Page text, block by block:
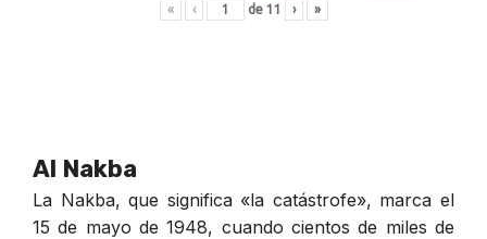
« ‹ de 11 › »
Al Nakba
La Nakba, que significa «la catástrofe», marca el
15 de mayo de 1948, cuando cientos de miles de